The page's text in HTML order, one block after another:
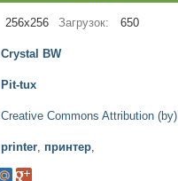
256x256 Загрузок: 650
Crystal BW
Pit-tux
Creative Commons Attribution (by)
printer, принтер,